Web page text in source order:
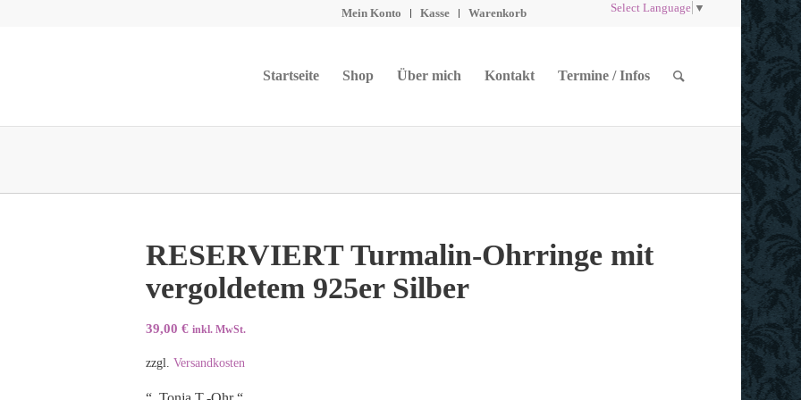
Mein Konto Kasse Warenkorb Select Language ▼
Startseite Shop Über mich Kontakt Termine / Infos
RESERVIERT Turmalin-Ohrringe mit
vergoldetem 925er Silber
39,00€ inkl. MwSt.
zzgl.Versandkosten